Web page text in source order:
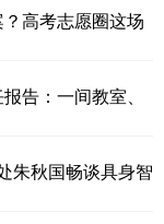
高考志愿圈这场
告：一间教室、
朱秋国畅谈具身智